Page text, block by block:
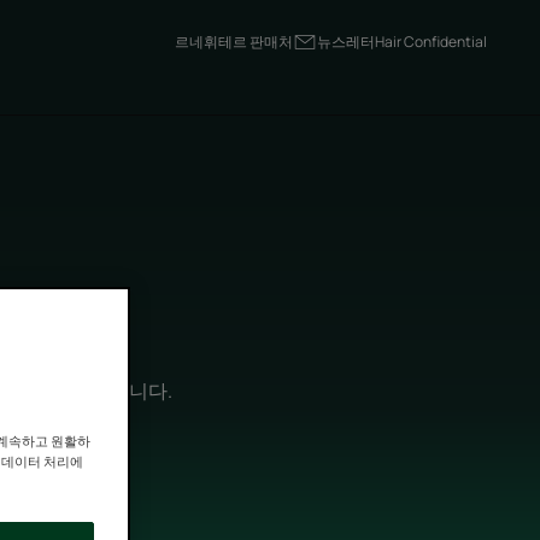
르네휘테르 판매처 뉴스레터Hair Confidential
데 필수적입니다.
속하고 원활하
이터 처리에